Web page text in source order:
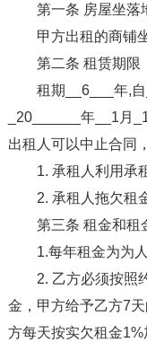
第一条 房屋坐落
甲方出租的商铺
第二条 租赁期限
租期__6___年,
_20______年__1月
出租人可以中止合同
1. 承租人利用承
2. 承租人拖欠租
第三条 租金和租
1.每年租金为为
2. 乙方必须按照
金，甲方给予乙方7
方每天按实欠租金1%